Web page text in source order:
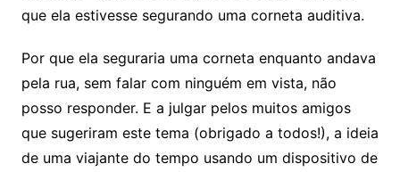
que ela estivesse segurando uma corneta auditiva.
Por que ela seguraria uma corneta enquanto andava
pela rua, sem falar com ninguém em vista, não
posso responder. E a julgar pelos muitos amigos
que sugeriram este tema (obrigado a todos!), a ideia
de uma viajante do tempo usando um dispositivo de